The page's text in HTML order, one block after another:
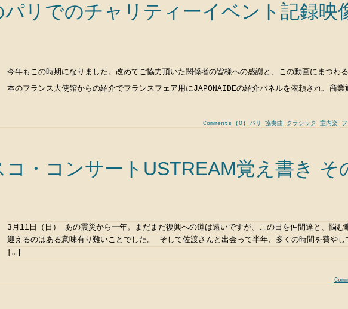
リでのチャリティーイベント記録映
今年もこの時期になりました。改めてご協力頂いた関係者の皆様への感謝と、この動画にまつわ
本のフランス大使館からの紹介でフランスフェア用にJAPONAIDEの紹介パネルを依頼され、商
Comments (0) パリ 協奏曲 クラシック 室内楽
・コンサートUSTREAM覚え書き そ
3月11日（日） あの震災から一年。まだまだ復興への道は遠いですが、この日を仲間達と、悩む
迎えるのはある意味有り難いことでした。 そして佐渡さんと出会って半年、多くの時間を費や
[…]